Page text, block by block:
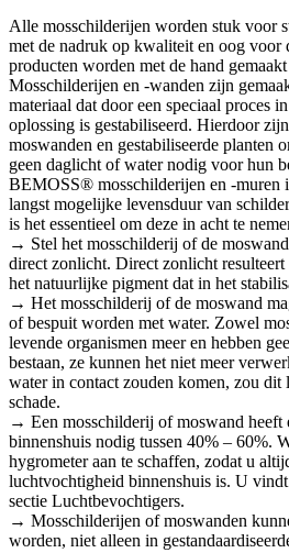
Alle mosschilderijen worden stuk voor
met de nadruk op kwaliteit en oog
producten worden met de hand
Mosschilderijen en -wanden zijn
materiaal dat door een speciaal proces
oplossing is gestabiliseerd. Hierdoor
moswanden en gestabiliseerde planten
geen daglicht of water nodig voor hun
BEMOSS® mosschilderijen en -muren
langst mogelijke levensduur van
is het essentieel om deze in acht te
→ Stel het mosschilderij of de
direct zonlicht. Direct zonlicht
het natuurlijke pigment dat in het
→ Het mosschilderij of de moswand
of bespuit worden met water. Zowel
levende organismen meer en hebben
bestaan, ze kunnen het niet meer
water in contact zouden komen, zou dit
schade.
→ Een mosschilderij of moswand heeft
binnenshuis nodig tussen 40% – 60%.
hygrometer aan te schaffen, zodat u
luchtvochtigheid binnenshuis is. U
sectie Luchtbevochtigers.
→ Mosschilderijen of moswanden
worden, niet alleen in